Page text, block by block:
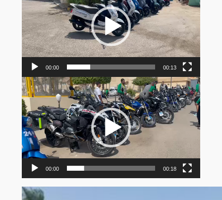
00:00 00:13
Video
Player
00:00 00:18